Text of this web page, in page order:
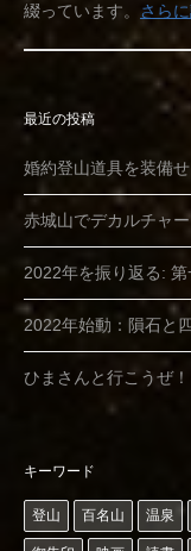
綴っています。 さら
最近の投稿
婚約登山道具を装備
赤城山でデカルチャー
2022年を振り返る:
2022年始動：隕石と
ひまさんと行こうぜ
キーワード
登山 百名山 温泉